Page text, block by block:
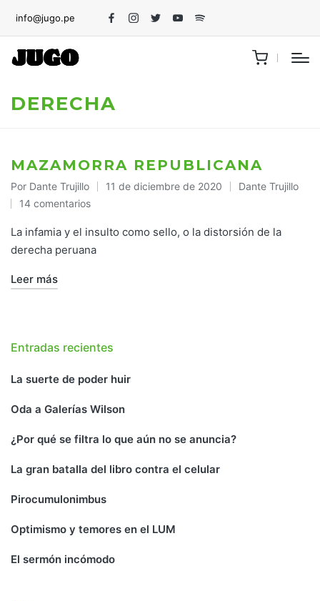
info@jugo.pe
FacebookInstagram
TwitterYoutubeSpotify
DERECHA
MAZAMORRA REPUBLICANA
Publicado
por
Por Dante Trujillo 11 de diciembre de 2020
Publicado
Dante Trujillo
14 comentarios
La infamia y el insulto como sello, o la distorsión de la
derecha peruana
Leer más
Entradas recientes
La suerte de poder huir
Oda a Galerías Wilson
¿Por qué se filtra lo que aún no se anuncia?
La gran batalla del libro contra el celular
Pirocumulonimbus
Optimismo y temores en el LUM
El sermón incómodo